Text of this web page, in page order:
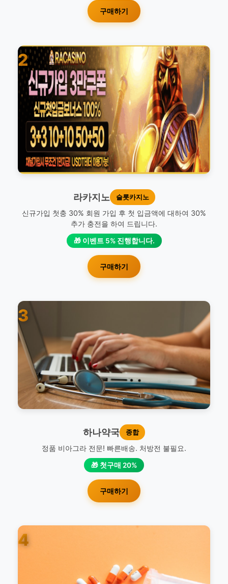
구매하기
2
라카지노 슬롯카지노
신규가입 첫충 30% 회원 가입 후 첫 입금액에 대하여 30%
추가 충전을 하여 드립니다.
🎁 이벤트 5% 진행합니다.
구매하기
3
하나약국 종합
정품 비아그라 전문! 빠른배송. 처방전 불필요.
🎁 첫구매 20%
구매하기
4